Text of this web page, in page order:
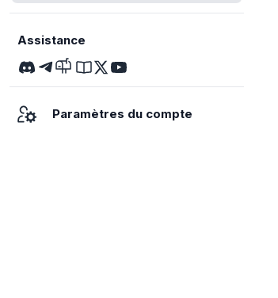
Assistance
Paramètres du compte